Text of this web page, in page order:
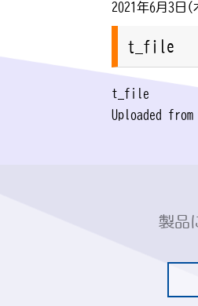
2021年6月3日(
t_file
t_file
Uploaded
製品